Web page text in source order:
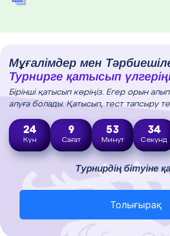
Мұғалімдер мен
Турнирге қатысып
Бірінші қатысып көріңіз. Егер орын
алуға болады. Қатысып, тест тапсыру
24
Күн
9
Сағат
53
Минут
33
Секунд
Турнирдің бітуіне
Толығырақ